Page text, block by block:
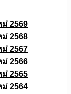
2569
2568
2567
2566
2565
2564